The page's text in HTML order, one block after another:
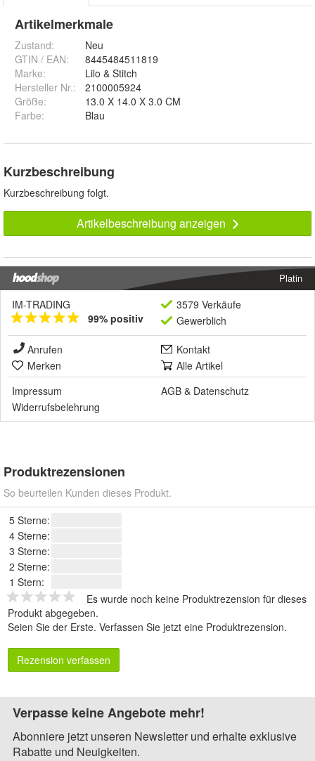
Artikelmerkmale
Zustand:
Neu
GTIN / EAN:
8445484511819
Marke:
Lilo & Stitch
Hersteller Nr.:
2100005924
Größe:
13.0 X 14.0 X 3.0 CM
Farbe: Blau
Kurzbeschreibung
Kurzbeschreibung folgt.
Artikelbeschreibung anzeigen
Platin
IM-TRADING
99% positiv
3579 Verkäufe
Gewerblich
Anrufen
Kontakt
Merken
Alle Artikel
Impressum
AGB & Datenschutz
Widerrufsbelehrung
Produktrezensionen
So beurteilen Kunden dieses Produkt.
5 Sterne:
4 Sterne:
3 Sterne:
2 Sterne:
1 Stern:
Es wurde noch keine Produktrezension für dieses
Produkt abgegeben.
Seien Sie der Erste. Verfassen Sie jetzt eine Produktrezension.
Rezension verfassen
Verpasse keine Angebote mehr!
Abonniere jetzt unseren Newsletter und erhalte exklusive
Rabatte und Neuigkeiten.